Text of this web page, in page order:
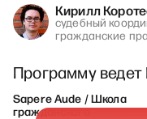
Кирилл
судебный
гражданские
Программу
Sapere Aude / Школа
гражданского